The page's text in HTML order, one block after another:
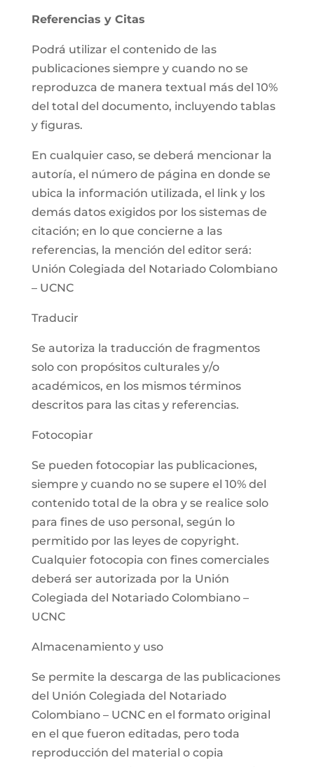
Referencias y Citas
Podrá utilizar el contenido de las
publicaciones siempre y cuando no se
reproduzca de manera textual más del 10%
del total del documento, incluyendo tablas
y figuras.
En cualquier caso, se deberá mencionar la
autoría, el número de página en donde se
ubica la información utilizada, el link y los
demás datos exigidos por los sistemas de
citación; en lo que concierne a las
referencias, la mención del editor será:
Unión Colegiada del Notariado Colombiano
– UCNC
Traducir
Se autoriza la traducción de fragmentos
solo con propósitos culturales y/o
académicos, en los mismos términos
descritos para las citas y referencias.
Fotocopiar
Se pueden fotocopiar las publicaciones,
siempre y cuando no se supere el 10% del
contenido total de la obra y se realice solo
para fines de uso personal, según lo
permitido por las leyes de copyright.
Cualquier fotocopia con fines comerciales
deberá ser autorizada por la Unión
Colegiada del Notariado Colombiano –
UCNC
Almacenamiento y uso
Se permite la descarga de las publicaciones
del Unión Colegiada del Notariado
Colombiano – UCNC en el formato original
en el que fueron editadas, pero toda
reproducción del material o copia